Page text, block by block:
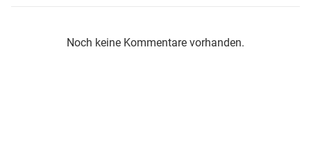
Noch keine Kommentare vorhanden.